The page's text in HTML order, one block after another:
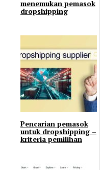
menemukan pemasok
dropshipping
Pencarian pemasok
untuk dropshipping –
kriteria pemilihan